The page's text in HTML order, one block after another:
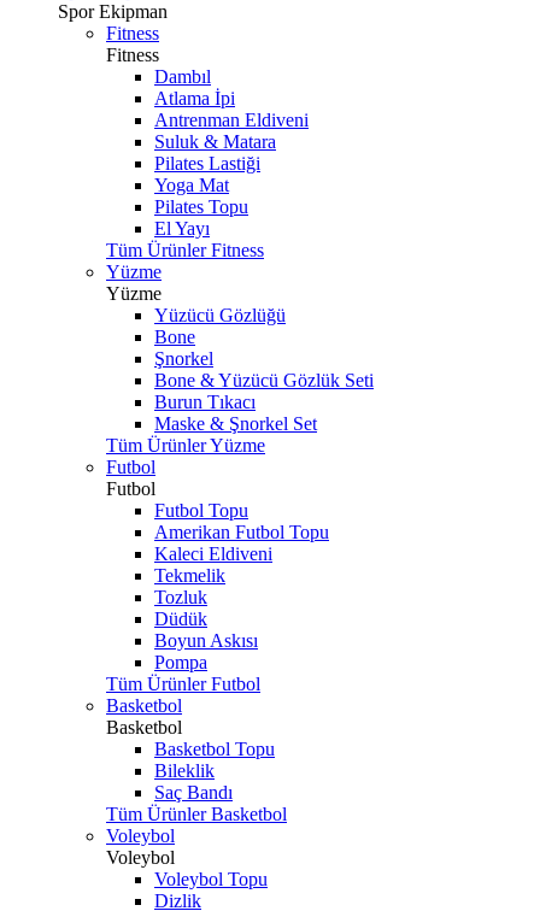
Spor Ekipman
Fitness
Fitness
Dambıl
Atlama İpi
Antrenman Eldiveni
Suluk & Matara
Pilates Lastiği
Yoga Mat
Pilates Topu
El Yayı
Tüm Ürünler Fitness
Yüzme
Yüzme
Yüzücü Gözlüğü
Bone
Şnorkel
Bone & Yüzücü Gözlük Seti
Burun Tıkacı
Maske & Şnorkel Set
Tüm Ürünler Yüzme
Futbol
Futbol
Futbol Topu
Amerikan Futbol Topu
Kaleci Eldiveni
Tekmelik
Tozluk
Düdük
Boyun Askısı
Pompa
Tüm Ürünler Futbol
Basketbol
Basketbol
Basketbol Topu
Bileklik
Saç Bandı
Tüm Ürünler Basketbol
Voleybol
Voleybol
Voleybol Topu
Dizlik